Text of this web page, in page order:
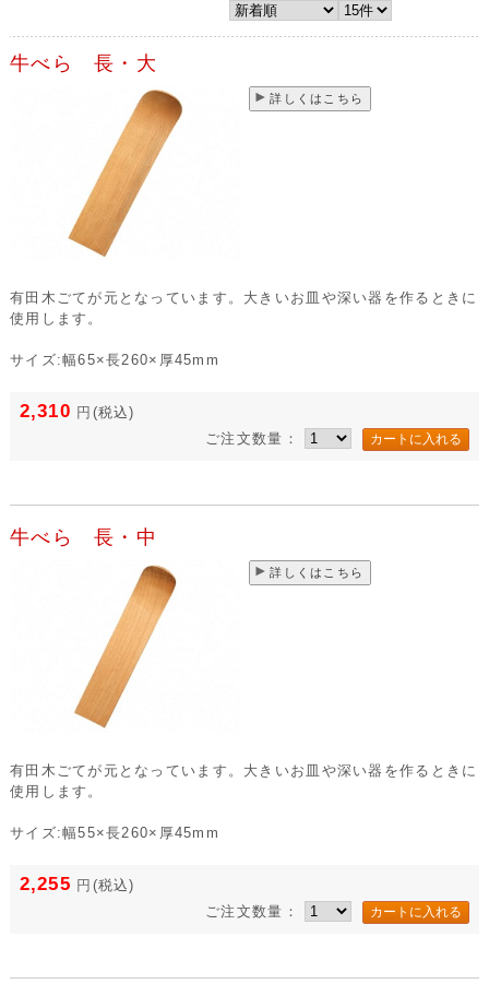
牛べら 長・大
詳しくはこちら
有田木ごてが元となっています。大きいお皿や深い器を作るときに
使用します。
サイズ:幅65×長260×厚45mm
2,310 円 (税込)
ご注文数量：
牛べら 長・中
詳しくはこちら
有田木ごてが元となっています。大きいお皿や深い器を作るときに
使用します。
サイズ:幅55×長260×厚45mm
2,255 円 (税込)
ご注文数量：